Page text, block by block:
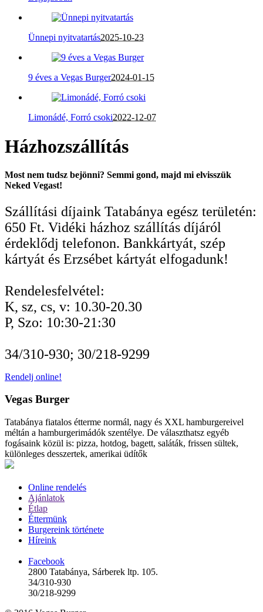
Ünnepi nyitvatartás2025-10-23
9 éves a Vegas Burger2024-01-15
Limonádé, Forró csoki2022-12-07
Házhozszállítás
Most nem tudsz bejönni? Semmi gond, majd mi elvisszük
Neked Vegast!
Szállítási díjaink Tatabánya egész területén:
650 Ft. Vidéki házhoz szállítás díjáról
érdeklődj telefonon. Bankkártyát, szép
kártyát és Erzsébet kártyát elfogadunk!
Rendelesfelvétel:
K, sz, cs, v: 10.30-20.30
P, Szo: 10:30-21:30
34/310-930; 30/218-9299
Rendelj online!
Vegas Burger
Tatabánya fiatalos étterme normál, nagy és XXL hamburgereivel
méltán a hamburgerimádók szentélye. De választhatsz egyéb
fogásaink közül is: pizza, hotdog, bagett, saláták, frissen sültek,
különleges desszertek, amerikai üdítők
Online rendelés
Ajánlatok
Étlap
Éttermünk
Burgereink története
Híreink
Facebook
2800 Tatabánya, Sárberek ltp. 105.
34/310-930
30/218-9299